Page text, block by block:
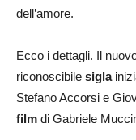
dell’amore.
Ecco i dettagli. Il
riconoscibile sigla
Stefano Accorsi e
film di Gabriele